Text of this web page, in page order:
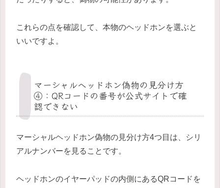
これらの点を確認して、本物のヘッドホンを選ぶと
いいですよ。
マーシャルヘッドホン偽物の見分け方
④：QRコードの番号が公式サイトで確
認できない
マーシャルヘッドホン偽物の見分け方4つ目は、シリ
アルナンバーを見ることです。
ヘッドホンのイヤーパッドの内側にあるQRコードを